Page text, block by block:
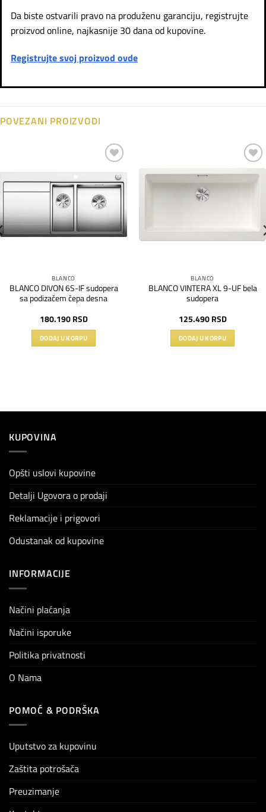
Da biste ostvarili pravo na produženu garanciju, registrujte
proizvod online, najkasnije 30 dana od kupovine.
Registrujte svoj proizvod ovde
POVEZANI PROIZVODI
na
listu
BLANCO
BLANCO DIVON 6S-IF sudopera
sa podizačem čepa desna
180.190 RSD
DODAJ U KORPU
Dodaj
BLANCO
BLANCO VINTERA XL 9-UF bela
sudopera
125.490 RSD
DODAJ U KORPU
KUPOVINA
Opšti uslovi kupovine
Detalji Ugovora o prodaji
Reklamacije i prigovori
Odustanak od kupovine
INFORMACIJE
Načini plaćanja
Načini isporuke
Politika privatnosti
O Nama
POMOĆ & PODRŠKA
Uputstvo za kupovinu
Zaštita potrošača
Preuzimanje